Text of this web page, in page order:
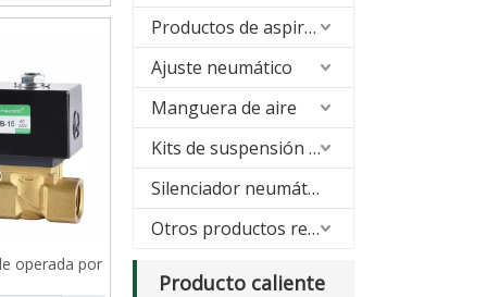
operada por
Productos de aspiración
Ajuste neumático
Manguera de aire
Kits de suspensión neumática
Silenciador neumático
Otros productos relacionados
Producto caliente